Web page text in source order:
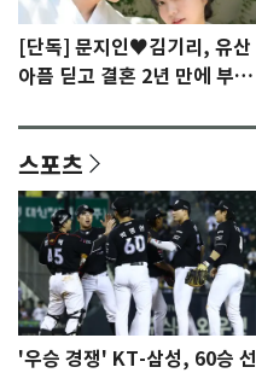
[단독] 문지인♥김기리, 유산
아픔 딛고 결혼 2년 만에 부모
스포츠
'우승 경쟁' KT-삼성, 60승 선